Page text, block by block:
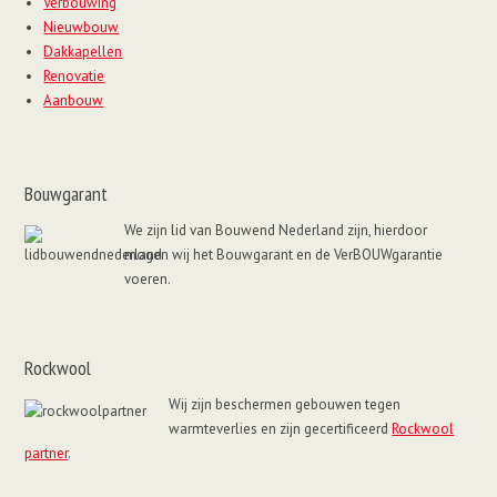
Nieuwbouw
Dakkapellen
Renovatie
Aanbouw
Bouwgarant
We zijn lid van Bouwend Nederland zijn, hierdoor
mogen wij het Bouwgarant en de VerBOUWgarantie
voeren.
Rockwool
Wij zijn beschermen gebouwen tegen
warmteverlies en zijn gecertificeerdRockwool
partner.